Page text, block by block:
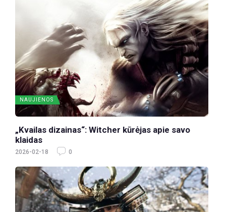
NAUJIENOS
„Kvailas dizainas“: Witcher kūrėjas apie savo
klaidas
2026-02-18 0